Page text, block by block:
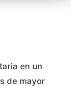
en un
de mayor